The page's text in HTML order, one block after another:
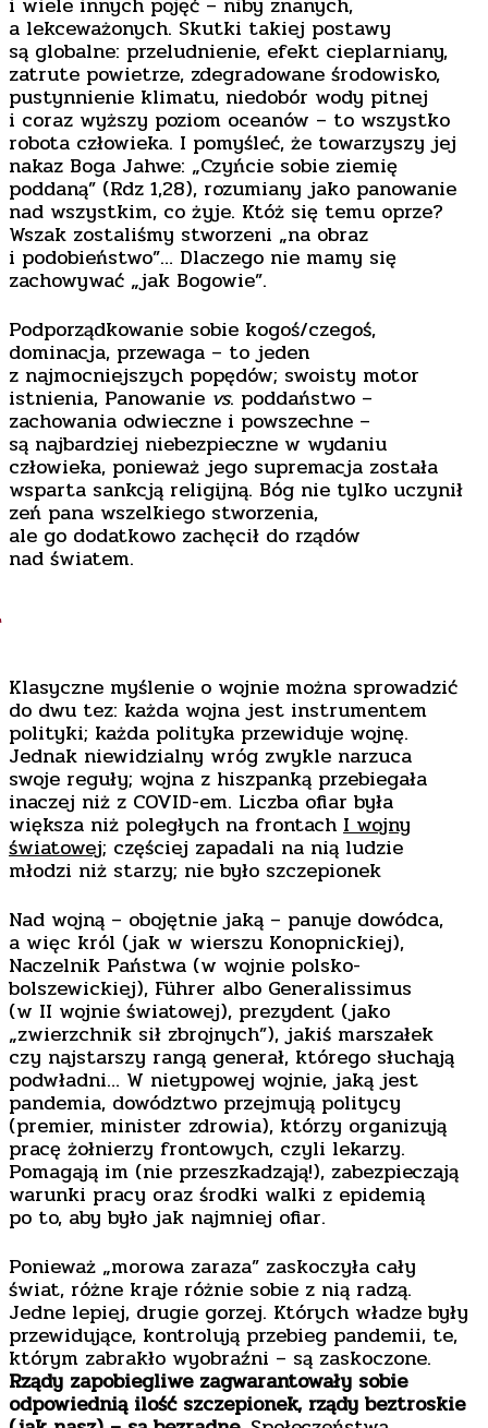
a lekceważonych. Skutki takiej postawy
są globalne: przeludnienie, efekt cieplarniany,
zatrute powietrze, zdegradowane środowisko,
pustynnienie klimatu, niedobór wody pitnej
i coraz wyższy poziom oceanów – to wszystko
robota człowieka. I pomyśleć, że towarzyszy jej
nakaz Boga Jahwe: „Czyńcie sobie ziemię
poddaną” (Rdz 1,28), rozumiany jako panowanie
nad wszystkim, co żyje. Któż się temu oprze?
Wszak zostaliśmy stworzeni „na obraz
i podobieństwo”… Dlaczego nie mamy się
zachowywać „jak Bogowie”.
Podporządkowanie sobie kogoś/czegoś,
dominacja, przewaga – to jeden
z najmocniejszych popędów; swoisty motor
istnienia, Panowanie vs. poddaństwo –
zachowania odwieczne i powszechne –
są najbardziej niebezpieczne w wydaniu
człowieka, ponieważ jego supremacja została
wsparta sankcją religijną. Bóg nie tylko uczynił
zeń pana wszelkiego stworzenia,
ale go dodatkowo zachęcił do rządów
nad światem.
Klasyczne myślenie o wojnie można sprowadzić
do dwu tez: każda wojna jest instrumentem
polityki; każda polityka przewiduje wojnę.
Jednak niewidzialny wróg zwykle narzuca
swoje reguły; wojna z hiszpanką przebiegała
inaczej niż z COVID-em. Liczba ofiar była
większa niż poległych na frontach I wojny
światowej; częściej zapadali na nią ludzie
młodzi niż starzy; nie było szczepionek
Nad wojną – obojętnie jaką – panuje dowódca,
a więc król (jak w wierszu Konopnickiej),
Naczelnik Państwa (w wojnie polsko-
bolszewickiej), Führer albo Generalissimus
(w II wojnie światowej), prezydent (jako
„zwierzchnik sił zbrojnych”), jakiś marszałek
czy najstarszy rangą generał, którego słuchają
podwładni… W nietypowej wojnie, jaką jest
pandemia, dowództwo przejmują politycy
(premier, minister zdrowia), którzy organizują
pracę żołnierzy frontowych, czyli lekarzy.
Pomagają im (nie przeszkadzają!), zabezpieczają
warunki pracy oraz środki walki z epidemią
po to, aby było jak najmniej ofiar.
Ponieważ „morowa zaraza” zaskoczyła cały
świat, różne kraje różnie sobie z nią radzą.
Jedne lepiej, drugie gorzej. Których władze były
przewidujące, kontrolują przebieg pandemii, te,
którym zabrakło wyobraźni – są zaskoczone.
Rządy zapobiegliwe zagwarantowały sobie
odpowiednią ilość szczepionek, rządy beztroskie